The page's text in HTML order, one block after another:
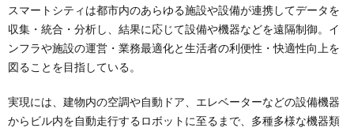
スマートシティは都市内のあらゆる施設や設備が連携してデータを
収集・統合・分析し、結果に応じて設備や機器などを遠隔制御。イ
ンフラや施設の運営・業務最適化と生活者の利便性・快適性向上を
図ることを目指している。
実現には、建物内の空調や自動ドア、エレベーターなどの設備機器
からビル内を自動走行するロボットに至るまで、多種多様な機器類